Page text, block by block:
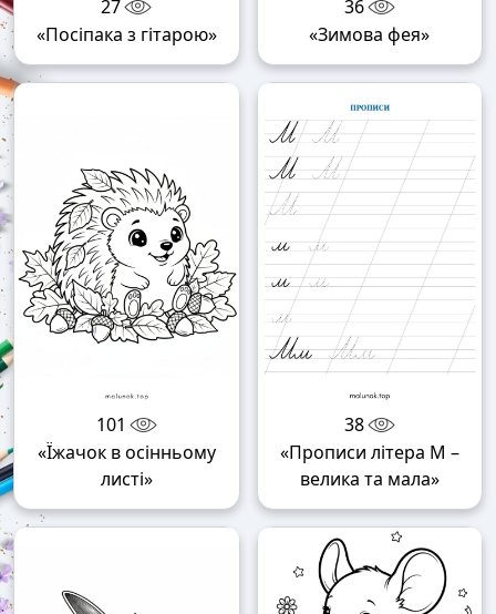
27
«Посіпака з гітарою»
36
«Зимова фея»
101
«Їжачок в осінньому
листі»
38
«Прописи літера М –
велика та мала»